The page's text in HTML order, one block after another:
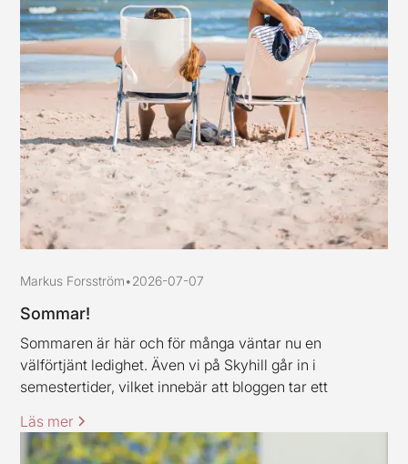
Markus Forsström•2026-07-07
Sommar!
Sommaren är här och för många väntar nu en
välförtjänt ledighet. Även vi på Skyhill går in i
semestertider, vilket innebär att bloggen tar ett
mina kollegor vill rikta ett varmt tack till alla kunder och
samarbetspartners för den här våren, stort tack för ert
Läs mer